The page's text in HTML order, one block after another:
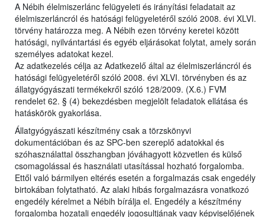
A Nébih élelmiszerlánc felügyeleti és irányítási feladatait az
élelmiszerláncról és hatósági felügyeletéről szóló 2008. évi XLVI.
törvény határozza meg. A Nébih ezen törvény keretei között
hatósági, nyilvántartási és egyéb eljárásokat folytat, amely során
személyes adatokat kezel.
Az adatkezelés célja az Adatkezelő által az élelmiszerláncról és
hatósági felügyeletéről szóló 2008. évi XLVI. törvényben és az
állatgyógyászati termékekről szóló 128/2009. (X.6.) FVM
rendelet 62. § (4) bekezdésben megjelölt feladatok ellátása és
hatáskörök gyakorlása.
Állatgyógyászati készítmény csak a törzskönyvi
dokumentációban és az SPC-ben szereplő adatokkal és
szóhasználattal összhangban jóváhagyott közvetlen és külső
csomagolással és használati utasítással hozható forgalomba.
Ettől való bármilyen eltérés esetén a forgalmazás csak engedély
birtokában folytatható. Az alaki hibás forgalmazásra vonatkozó
engedély kérelmet a Nébih bírálja el. Engedély a készítmény
forgalomba hozatali engedély jogosultjának vagy képviselőjének